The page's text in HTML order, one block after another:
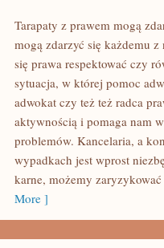
PEWNOŚCIĄ
KAŻDY
ZDAJE
SOBIE
SPRAWĘ
Tarapaty z prawem mogą
mogą zdarzyć się każdemu z
się prawa respektować czy
sytuacja, w której pomoc
adwokat czy też też radca
aktywnością i pomaga nam
problemów. Kancelaria, a
wypadkach jest wprost
karne, możemy
More ]